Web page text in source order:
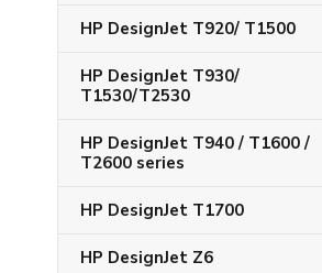
HP DesignJet T920/ T1500
HP DesignJet T930/
T1530/T2530
HP DesignJet T940 / T1600 /
T2600 series
HP DesignJet T1700
HP DesignJet Z6